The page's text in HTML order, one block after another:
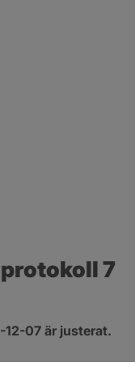
7
07 är justerat.
i nytt fönster.